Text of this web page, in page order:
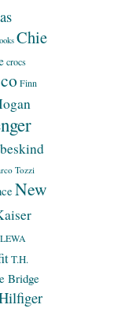
Chie
crocs
Finn
Tozzi
New
T.H.
Bridge